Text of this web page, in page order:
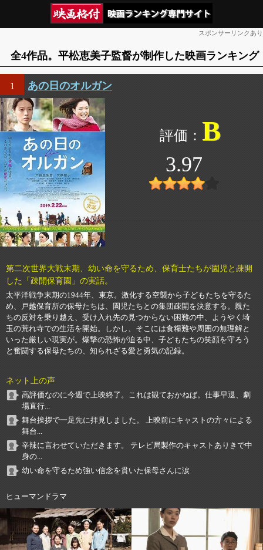
スポンサーリンクあり
全4作品。平松恵美子監督が制作した映画ランキング
1 あの日のオルガン
B
3.97
第二次世界大戦末期、幼い命を守るため、保育士たちが園児と疎開
した「疎開保育園」の実話。
太平洋戦争末期の1944年、東京。激化する空襲から子どもたちを守るた
め、戸越保育所の保母たちは、園児たちとの集団疎開を決意する。親た
ちの反対を乗り越え、受け入れ先の見つからない困難の中、ようやく埼
玉の荒れ寺での生活を開始。しかし、そこには食糧難や周囲の無理解と
いった厳しい現実が。爆撃の恐怖が迫る中、子どもたちの笑顔を守ろう
と奮闘する保母たちの、知られざる愛と勇気の記録。
ネット上の声
高評価なのに今週で上映終了。これは観ておかねば。仕事早退、劇
場直行...
舞台挨拶で一足先に拝見しました。 上映前にキャストの方々による
舞台...
辛辣に言わせていただきます。 テレビ局製作のキャストありきで中
身の...
幼い命を守るため強い信念を貫いた保母さんに涙
ヒューマンドラマ